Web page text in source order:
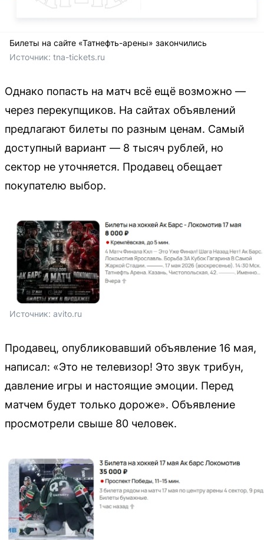
Билеты на сайте «Татнефть-арены» закончились
Источник: tna-tickets.ru
Однако попасть на матч всё ещё возможно —
через перекупщиков. На сайтах объявлений
предлагают билеты по разным ценам. Самый
доступный вариант — 8 тысяч рублей, но
сектор не уточняется. Продавец обещает
покупателю выбор.
Источник: avito.ru
Продавец, опубликовавший объявление 16 мая,
написал: «Это не телевизор! Это звук трибун,
давление игры и настоящие эмоции. Перед
матчем будет только дороже». Объявление
просмотрели свыше 80 человек.